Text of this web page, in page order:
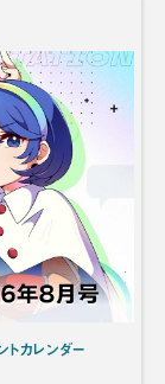
トカレンダー